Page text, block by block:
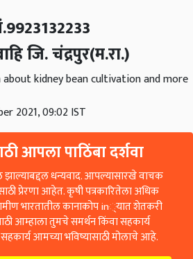
जि. चंद्रपुर(म.रा.)
about kidney bean cultivation and more
आपला पाठिंबा दर्शवा
झाल्याबद्दल धन्यवाद. आपल्यासारखे वाचक
प्रेरणा आहेत. कृषी पत्रकारितेला अधिक
भारतातील कानाकोप in्यात शेतकरी
आम्हाला तुमचे समर्थन किंवा सहकार्य
आमच्या भविष्यासाठी मोलाचे आहे.
आवश्यक आहे (Contribute Now)